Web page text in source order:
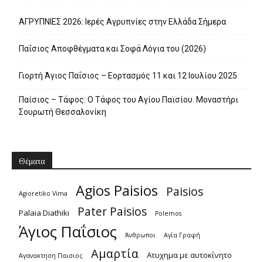
ΑΓΡΥΠΝΙΕΣ 2026: Ιερές Αγρυπνίες στην Ελλάδα Σήμερα
Παΐσιος Αποφθέγματα και Σοφά Λόγια του (2026)
Γιορτή Άγιος Παΐσιος – Εορτασμός 11 και 12 Ιουλίου 2025
Παίσιος – Τάφος: Ο Τάφος του Αγίου Παϊσίου. Μοναστήρι
Σουρωτή Θεσσαλονίκη
Θέματα
Agioretiko Vima Agios Paisios Paisios
Palaia Diathiki Pater Paisios Polemos
Άγιος Παΐσιος Άνθρωποι Αγία Γραφή
Αγανακτηση Παισιος Αμαρτία Ατυχημα με αυτοκίνητο